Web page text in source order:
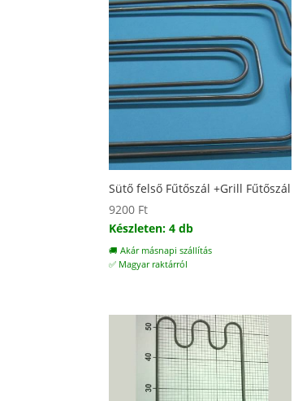
Sütő felső Fűtőszál +Grill Fűtőszál
9200 Ft
Készleten: 4 db
🚚 Akár másnapi szállítás
✅ Magyar raktárról